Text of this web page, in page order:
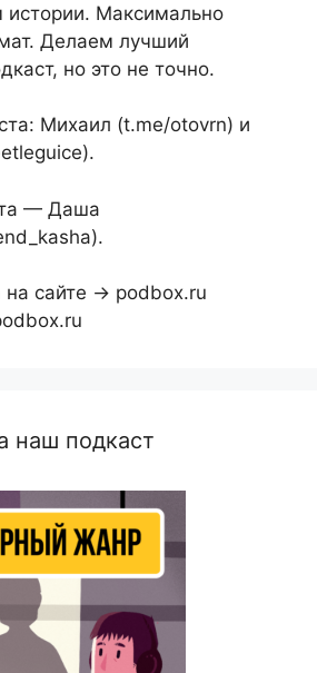
истории. Максимально
Делаем лучший
но это не точно.
Михаил (t.me/otovrn) и
— Даша
на сайте → podbox.ru
наш подкаст